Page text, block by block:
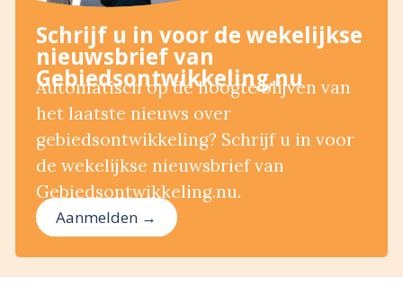
Schrijf u in voor de wekelijkse
nieuwsbrief van
Gebiedsontwikkeling.nu
Automatisch op de hoogte blijven van
het laatste nieuws over
gebiedsontwikkeling? Schrijf u in voor
de wekelijkse nieuwsbrief van
Gebiedsontwikkeling.nu.
Aanmelden →